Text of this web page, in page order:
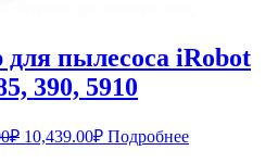
пылесоса iRobot
390, 5910
₽ Первоначальная
10,439.00₽Текущая
цена:
Подробнее